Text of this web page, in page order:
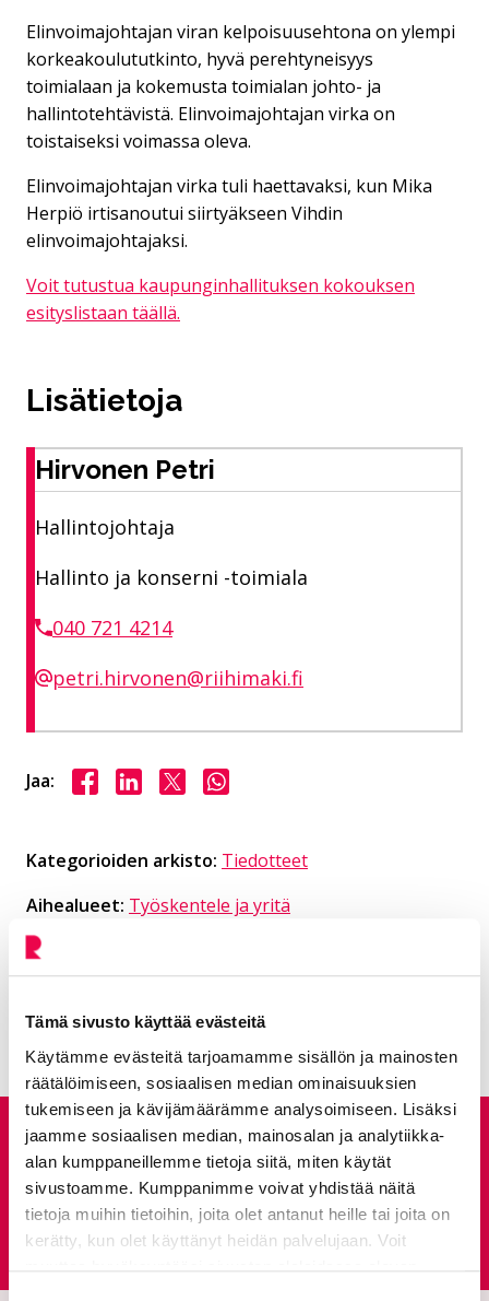
Tämä sivusto käyttää evästeitä
Käytämme evästeitä tarjoamamme sisällön ja mainosten
räätälöimiseen, sosiaalisen median ominaisuuksien
tukemiseen ja kävijämäärämme analysoimiseen. Lisäksi
jaamme sosiaalisen median, mainosalan ja analytiikka-
alan kumppaneillemme tietoja siitä, miten käytät
sivustoamme. Kumppanimme voivat yhdistää näitä
tietoja muihin tietoihin, joita olet antanut heille tai joita on
kerätty, kun olet käyttänyt heidän palvelujaan. Voit
Elinvoimajohtajan viran kelpoisuusehtona on ylempi
korkeakoulututkinto, hyvä perehtyneisyys
toimialaan ja kokemusta toimialan johto- ja
hallintotehtävistä. Elinvoimajohtajan virka on
toistaiseksi voimassa oleva.
Elinvoimajohtajan virka tuli haettavaksi, kun Mika
Herpiö irtisanoutui siirtyäkseen Vihdin
elinvoimajohtajaksi.
Voit tutustua kaupunginhallituksen kokouksen
esityslistaan täällä.
Lisätietoja
Hirvonen Petri
Hallintojohtaja
Hallinto ja konserni -toimiala
040 721 4214
petri.hirvonen@riihimaki.fi
Jaa: Jaa Facebookissa
Jaa LinkedInissä
Jaa X:ssäJaa WhasAppissa
Kategorioiden arkisto: Tiedotteet
Aihealueet: Työskentele ja yritä
Avainsanat:
Anna palautetta
Palautepalvelu
Siirtyy ulkoiselle